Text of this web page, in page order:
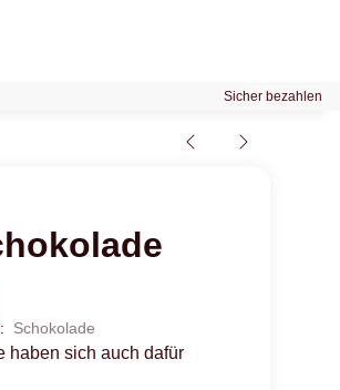
Sicher bezahlen
Schokolade
haben sich auch dafür